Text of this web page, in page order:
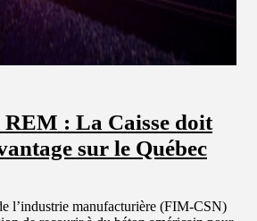
REM : La Caisse doit
sur le Québec
l’industrie manufacturière (FIM-CSN)